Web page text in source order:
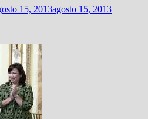
15, 2013agosto 15, 2013